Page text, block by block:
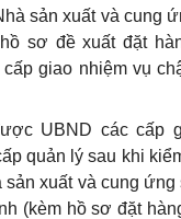
sản xuất và cung
sơ đề xuất đặt
giao nhiệm vụ
UBND các cấp
quản lý sau khi
sảnxuấtvà cung ứng
(kèm hồ sơ đặt